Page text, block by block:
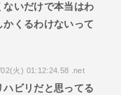
いだけで本当はわ
くるわけないって
02(火) 01:12:24.58 .net
ビリだと思ってる